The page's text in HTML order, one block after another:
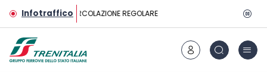
Vai al contenuto principale
InfotrafficoCIRCOLAZIONE REGOLARE